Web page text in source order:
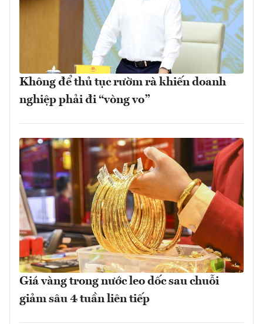
Không để thủ tục rườm rà khiến doanh
nghiệp phải đi “vòng vo”
Giá vàng trong nước leo dốc sau chuỗi
giảm sâu 4 tuần liên tiếp